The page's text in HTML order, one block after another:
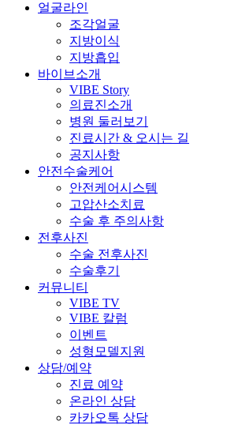
얼굴라인
조각얼굴
지방이식
지방흡입
바이브소개
VIBE Story
의료진소개
병원 둘러보기
진료시간 & 오시는 길
공지사항
안전수술케어
안전케어시스템
고압산소치료
수술 후 주의사항
전후사진
수술 전후사진
수술후기
커뮤니티
VIBE TV
VIBE 칼럼
이벤트
성형모델지원
상담/예약
진료 예약
온라인 상담
카카오톡 상담